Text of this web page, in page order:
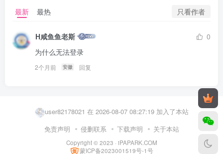
最新 最热 只看作者
H咸鱼鱼老斯
0
为什么无法登录
2个月前 安徽 回复
user82178021 在 2026-08-07 08:27:19 加入了本站
MoRan2169 在 2026-08-07 08:26:06 加入了本站
user88566024 在 2026-08-07 08:17:00 加入了本站
免责声明 侵删联系 下载声明 关于本站
Copyright © 2023 · iPAPARK.COM
蒙ICP备2023001519号-1号